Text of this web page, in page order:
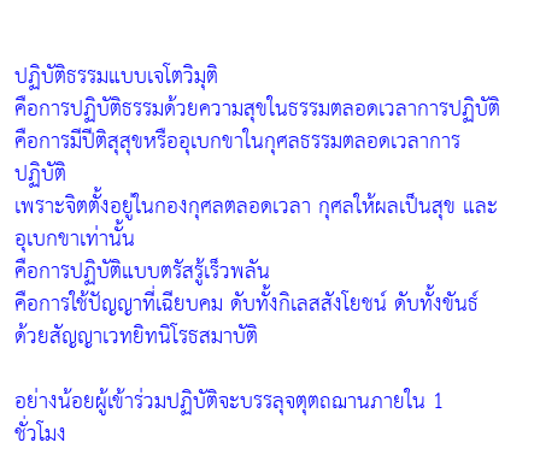
ปฏิบัติธรรมแบบเจโตวิมุติ
คือการปฏิบัติธรรมด้วยความสุขในธรรมตลอดเวลาการปฏิบัติ
คือการมีปีติสุสุขหรืออุเบกขาในกุศลธรรมตลอดเวลาการ
ปฏิบัติ
เพราะจิตตั้งอยู่ในกองกุศลตลอดเวลา กุศลให้ผลเป็นสุข และ
อุเบกขาเท่านั้น
คือการปฏิบัติแบบตรัสรู้เร็วพลัน
คือการใช้ปัญญาที่เฉียบคม ดับทั้งกิเลสสังโยชน์ ดับทั้งขันธ์
ด้วยสัญญาเวทยิทนิโรธสมาบัติ
อย่างน้อยผู้เข้าร่วมปฏิบัติจะบรรลุจตุตถฌานภายใน 1
ชั่วโมง